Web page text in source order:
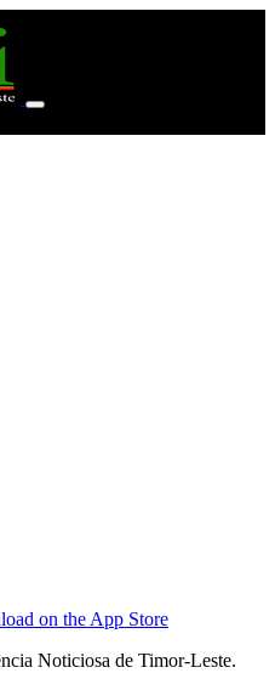
Noticiosa de Timor-Leste.